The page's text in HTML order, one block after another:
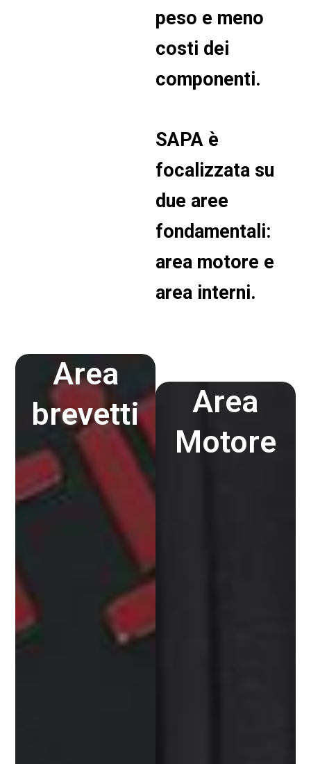
peso e meno
costi dei
componenti.
SAPA è
focalizzata su
due aree
fondamentali:
area motore e
area interni.
Area
brevetti
Area
Motore